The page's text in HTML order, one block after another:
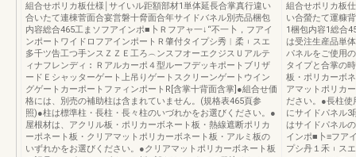
組合せポリカ板仕様￨サイいル距額部材1単体延長合掌真行違い
合いたて連棟菅面合宴営磐十脅面合年サイドバネル別売品梱包
内容総合465工まソフアインポ■卜Ｒフアャ一↓“不一卜，フアイ
ンポートワイドロフアインポートＲ肇付タイプシ秀︱柔︲スエ
多千ツ告工つ手ンスＺＺＥ工ろ︵ンスフオーエクジスＵアルテ
ィナフレンディ︰Ｒアルカーポ４型ルーフデッキポートブリザ
ードＥシャッターゲート上吊りゲートスクリーンゲートウイン
グゲートカーポートファィンポートR[含掌十背面含掌]●組合せ価
格には、別売の補助柱は含まれていません。(規格表465頁参
照)●柱は標準柱・長柱・長々柱のいづれかをお選びください。●
屋根材は、アクリル板・ポリカーボネート板・熱線遮断ポリカ
ーポネート板・クリアマットポリカーボネート板・アルミ板の
いずれかをお選びください。●クリアマットポリカーボネート板
組合せポリカ板
い合螢たて運糠
1梱包内容1総合
は受注生産品単
パネルをご使用
タイプと合掌の
板・ポリカーボ
アマットポリカ
ださい。●長柱使
にサイドパネル3
はサイドパネル
インポ■卜≡フア
プシ丹１禾︲ス